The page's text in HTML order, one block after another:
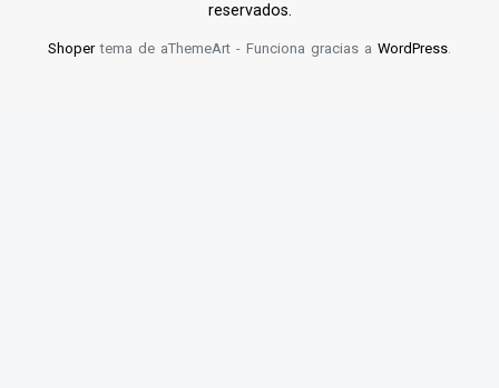
reservados.
Shopertema de aThemeArt - Funciona gracias a WordPress.